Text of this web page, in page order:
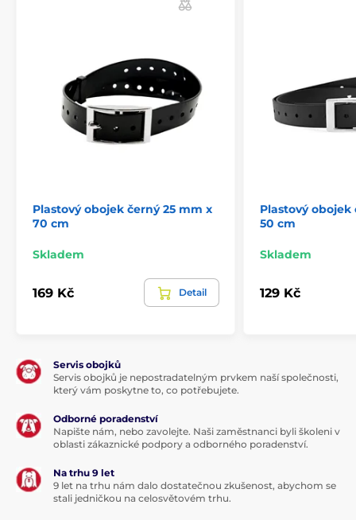
Plastový obojek černý 25 mm x
70 cm
Skladem
169 Kč Detail
Plastový obojek
50 cm
Skladem
129 Kč
Servis obojků
Servis obojků je nepostradatelným prvkem naší společnosti,
který vám poskytne to, co potřebujete.
Odborné poradenství
Napište nám, nebo zavolejte. Naši zaměstnanci byli školeni v
oblasti zákaznické podpory a odborného poradenství.
Na trhu 9 let
9 let na trhu nám dalo dostatečnou zkušenost, abychom se
stali jedničkou na celosvětovém trhu.